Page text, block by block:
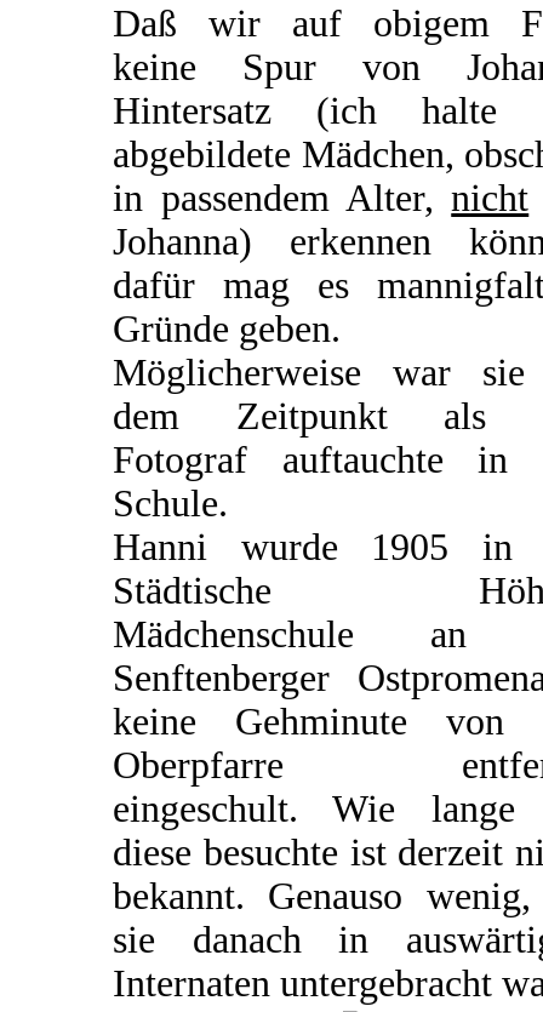
Daß wir auf obigem
keine Spur von
Hintersatz (ich halte
abgebildete Mädchen,
in passendem Alter,nicht
Johanna) erkennen
dafür mag es
Gründe geben.
Möglicherweise war
dem Zeitpunkt als
Fotograf auftauchte in
Schule.
Hanni wurde 1905 in
Städtische
Mädchenschule an
Senftenberger
keine Gehminute von
Oberpfarre
eingeschult. Wie lange
diese besuchte ist derzeit
bekannt. Genauso
sie danach in
Internaten untergebracht